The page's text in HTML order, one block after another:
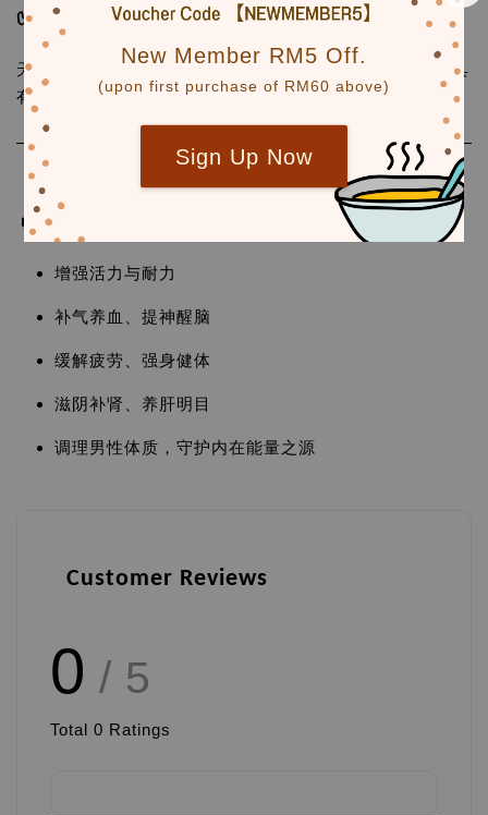
New Member RM5 Off.
(upon first purchase of RM60 above)
Sign Up Now
✅ 甜菊叶
天然甘味来源，无糖但有甜感，协助平衡茶饮口感，同时具
有轻微降糖、降压的辅助作用。
🔥
增强活力与耐力
补气养血、提神醒脑
缓解疲劳、强身健体
滋阴补肾、养肝明目
调理男性体质，守护内在能量之源
Customer Reviews
0 / 5
Total 0 Ratings